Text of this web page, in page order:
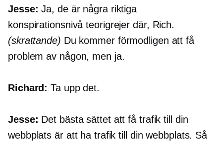
Jesse: Ja, de är några riktiga
konspirationsnivå teorigrejer där, Rich.
(skrattande) Du kommer förmodligen att få
problem av någon, men ja.
Richard: Ta upp det.
Jesse: Det bästa sättet att få trafik till din
webbplats är att ha trafik till din webbplats. Så